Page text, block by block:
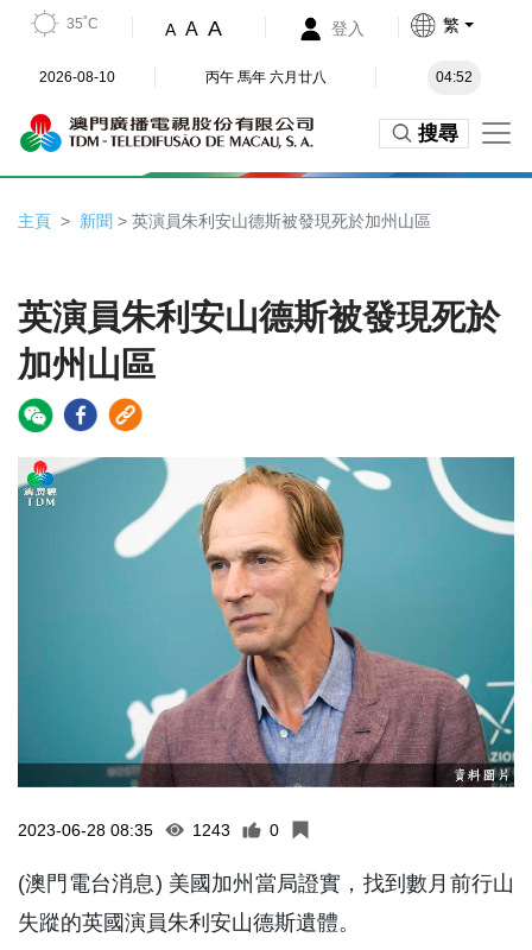
35˚C A A A 登入 繁
2026-08-10 丙午 馬年 六月廿八 04:52
搜尋
主頁 新聞 > 英演員朱利安山德斯被發現死於加州山區
英演員朱利安山德斯被發現死於
加州山區
2023-06-28 08:35 1243 0
(澳門電台消息) 美國加州當局證實，找到數月前行山
失蹤的英國演員朱利安山德斯遺體。